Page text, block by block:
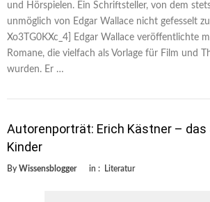
und Hörspielen. Ein Schriftsteller, von dem
unmöglich von Edgar Wallace nicht gefesselt
Xo3TG0KXc_4] Edgar Wallace veröffentlichte
Romane, die vielfach als Vorlage für Film und
wurden. Er …
Autorenporträt: Erich Kästner – das
Kinder
By Wissensblogger in : Literatur